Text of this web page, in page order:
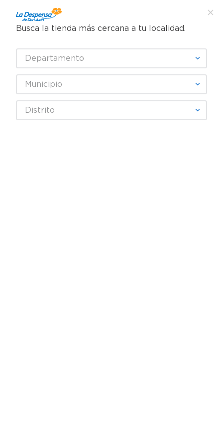
Busca la tienda más cercana a tu localidad.
Departamento
Municipio
Distrito